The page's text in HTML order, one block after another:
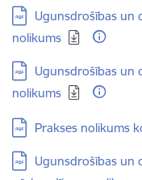
Lejupielādēt:
Ugunsdrošības un
nolikums
Lejupielādēt:
Ugunsdrošības un
nolikums
Lejupielādēt:
Prakses nolikums
Lejupielādēt:
Ugunsdrošības un